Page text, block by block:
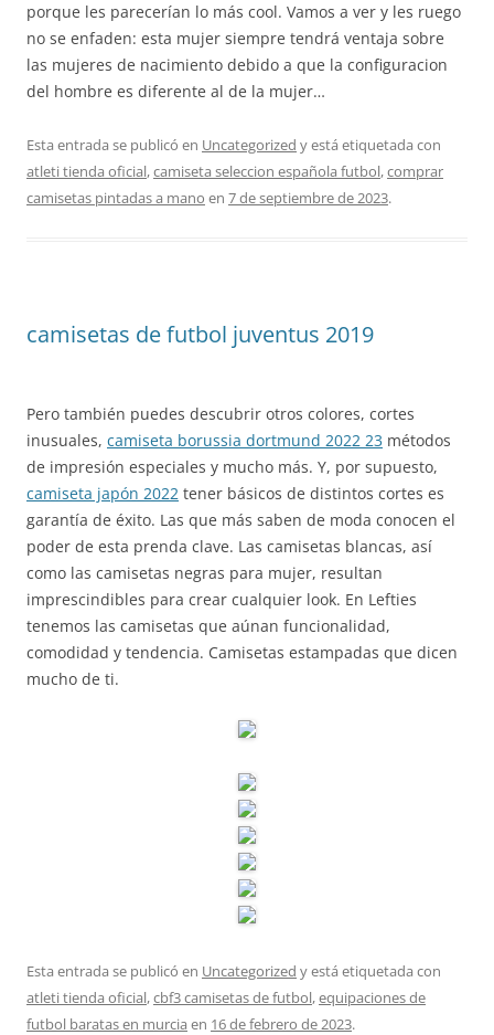
porque les parecerían lo más cool. Vamos a ver y les ruego
no se enfaden: esta mujer siempre tendrá ventaja sobre
las mujeres de nacimiento debido a que la configuracion
del hombre es diferente al de la mujer…
Esta entrada se publicó en Uncategorized y está etiquetada con
atleti tienda oficial,camiseta seleccion española futbol,comprar
camisetas pintadas a mano en 7 de septiembre de 2023.
camisetas de futbol juventus 2019
Pero también puedes descubrir otros colores, cortes
inusuales, camiseta borussia dortmund 2022 23 métodos
de impresión especiales y mucho más. Y, por supuesto,
camiseta japón 2022 tener básicos de distintos cortes es
garantía de éxito. Las que más saben de moda conocen el
poder de esta prenda clave. Las camisetas blancas, así
como las camisetas negras para mujer, resultan
imprescindibles para crear cualquier look. En Lefties
tenemos las camisetas que aúnan funcionalidad,
comodidad y tendencia. Camisetas estampadas que dicen
mucho de ti.
Esta entrada se publicó en Uncategorized y está etiquetada con
atleti tienda oficial,cbf3 camisetas de futbol,equipaciones de
futbol baratas en murcia en 16 de febrero de 2023.